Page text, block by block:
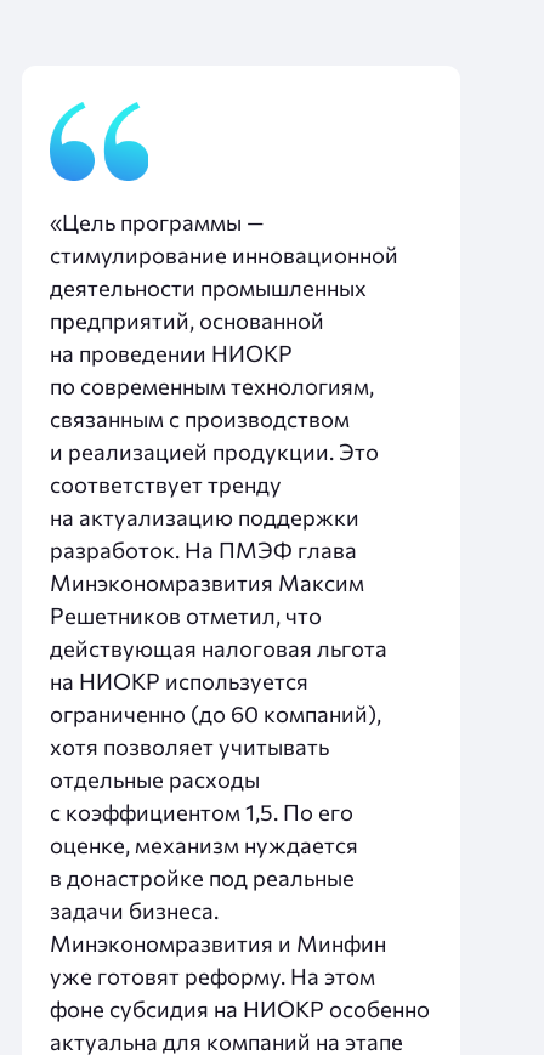
«Цель программы —
стимулирование инновационной
деятельности промышленных
предприятий, основанной
на проведении НИОКР
по современным технологиям,
связанным с производством
и реализацией продукции. Это
соответствует тренду
на актуализацию поддержки
разработок. На ПМЭФ глава
Минэкономразвития Максим
Решетников отметил, что
действующая налоговая льгота
на НИОКР используется
ограниченно (до 60 компаний),
хотя позволяет учитывать
отдельные расходы
с коэффициентом 1,5. По его
оценке, механизм нуждается
в донастройке под реальные
задачи бизнеса.
Минэкономразвития и Минфин
уже готовят реформу. На этом
фоне субсидия на НИОКР особенно
актуальна для компаний на этапе